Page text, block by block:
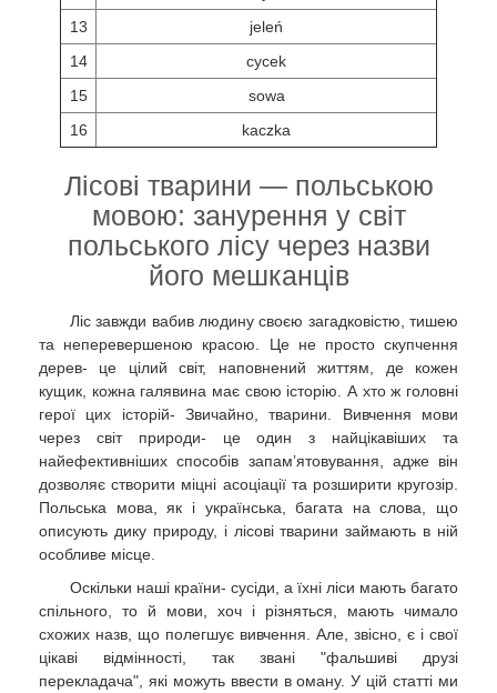
13
jeleń
14
cycek
15
sowa
16
kaczka
Лісові тварини — польською
мовою: занурення у світ
польського лісу через назви
його мешканців
Ліс завжди вабив людину своєю загадковістю, тишею
та неперевершеною красою. Це не просто скупчення
дерев- це цілий світ, наповнений життям, де кожен
кущик, кожна галявина має свою історію. А хто ж головні
герої цих історій- Звичайно, тварини. Вивчення мови
через світ природи- це один з найцікавіших та
найефективніших способів запам’ятовування, адже він
дозволяє створити міцні асоціації та розширити кругозір.
Польська мова, як і українська, багата на слова, що
описують дику природу, і лісові тварини займають в ній
особливе місце.
Оскільки наші країни- сусіди, а їхні ліси мають багато
спільного, то й мови, хоч і різняться, мають чимало
схожих назв, що полегшує вивчення. Але, звісно, є і свої
цікаві відмінності, так звані "фальшиві друзі
перекладача", які можуть ввести в оману. У цій статті ми